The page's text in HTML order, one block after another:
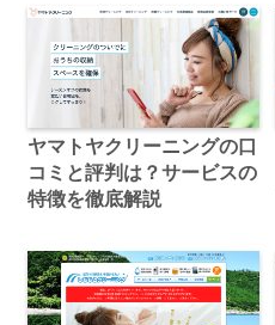
ヤマトヤクリーニングの口
コミと評判は？サービスの
特徴を徹底解説